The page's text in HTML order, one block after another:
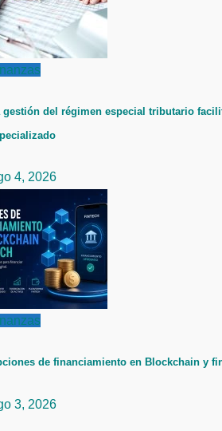
gestión del régimen especial tributario
4, 2026
de financiamiento en Blockchain y
3, 2026